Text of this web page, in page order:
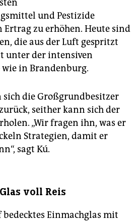
und Pestizide
Ertrag zu erhöhen. Heute sind
die aus der Luft gespritzt
unter der intensiven
in Brandenburg.
sich die Großgrundbesitzer
seither kann sich der
„Wir fragen ihn, was er
Strategien, damit er
sagt Kú.
voll Reis
Einmachglas mit